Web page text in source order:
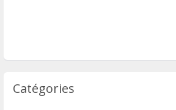
Catégories